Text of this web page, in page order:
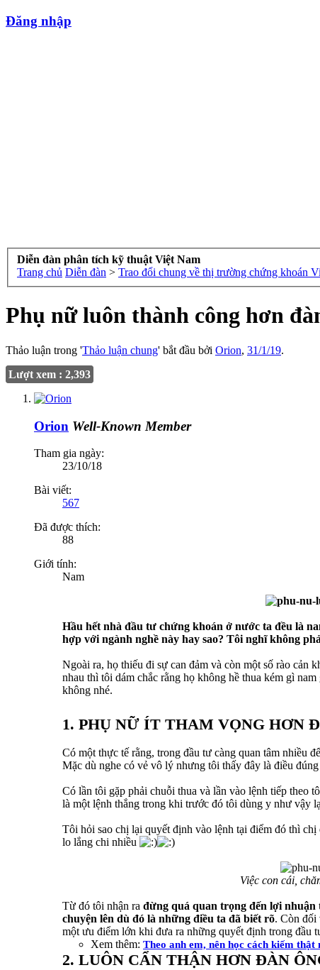
Đăng nhập
Diễn đàn phân tích kỹ thuật Việt Nam
Trang chủ Diễn đàn > Trao đổi chung về thị trường chứng khoán
Phụ nữ luôn thành công hơn
Thảo luận trong 'Thảo luận chung' bắt đầu bởi Orion, 31/1/19.
Lượt xem : 2,393
Orion Well-Known Member
Tham gia ngày:
23/10/18
Bài viết:
567
Đã được thích:
88
Giới tính:
Nam
Hầu hết nhà đầu tư chứng khoán ở nước ta đều là
hợp với ngành nghề này hay sao? Tôi nghĩ không
Ngoài ra, họ thiếu đi sự can đảm và còn một số rào cản
nhau thì tôi dám chắc rằng họ không hề thua kém gì
không nhé.
1. PHỤ NỮ ÍT THAM VỌNG HƠN
Có một thực tế rằng, trong đầu tư càng quan tâm nhiều
Mặc dù nghe có vẻ vô lý nhưng tôi thấy đây là điều
Có lần tôi gặp phải chuỗi thua và lần vào lệnh tiếp theo
là một lệnh thắng trong khi trước đó tôi dùng y như vậy
Tôi hỏi sao chị lại quyết định vào lệnh tại điểm đó thì
lo lắng chi nhiều
Việc con cái,
Từ đó tôi nhận ra đừng quá quan trọng đến lợi nhuận
chuyện lên dù đó là những điều ta đã biết rõ. Còn đối
một ưu điểm lớn khi đưa ra những quyết định trong đầu
Xem thêm: Theo anh em, nên học cách kiếm
2. LUÔN CẨN THẬN HƠN ĐÀN